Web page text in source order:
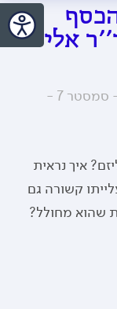
אלי
7 -
איך נראית
קשורה גם
שהוא מחולל?